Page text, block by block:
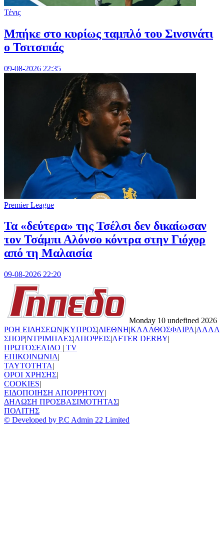
Τένις
Mπήκε στο κυρίως ταμπλό του Σινσινάτι
ο Τσιτσιπάς
09-08-2026 22:35
Premier League
Τα «δεύτερα» της Τσέλσι δεν δικαίωσαν
τον Τσάμπι Αλόνσο κόντρα στην Γιόχορ
από τη Μαλαισία
09-08-2026 22:20
Monday 10 undefined 2026
ΡΟΗ ΕΙΔΗΣΕΩΝ|ΚΥΠΡΟΣ|ΔΙΕΘΝΗ|ΚΑΛΑΘΟΣΦΑΙΡΑ|ΑΛΛΑ
ΣΠΟΡ|ΝΤΡΙΜΠΛΕΣ|ΑΠΟΨΕΙΣ|AFTER DERBY|
ΠΡΩΤΟΣΕΛΙΔΟ | TV
ΕΠΙΚΟΙΝΩΝΙΑ|
TAYTOTHTA|
ΟΡΟΙ ΧΡΗΣΗΣ|
COOKIES|
ΕΙΔΟΠΟΙΗΣΗ ΑΠΟΡΡΗΤΟΥ|
ΔΗΛΩΣΗ ΠΡΟΣΒΑΣΙΜΟΤΗΤΑΣ|
ΠΟΛΙΤΗΣ
© Developed by P.C Admin 22 Limited